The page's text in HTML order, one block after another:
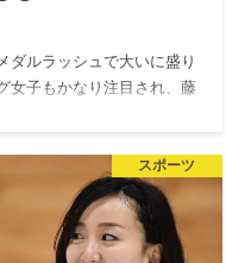
ダルラッシュで大いに盛り
女子もかなり注目され、藤
スポーツ